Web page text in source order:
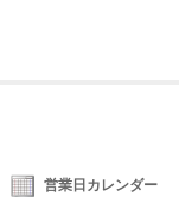
営業日カレンダー